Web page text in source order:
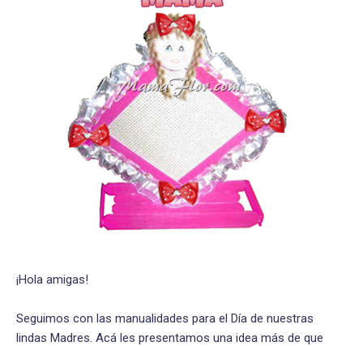
¡Hola amigas!
Seguimos con las manualidades para el Día de nuestras
lindas Madres. Acá les presentamos una idea más de que